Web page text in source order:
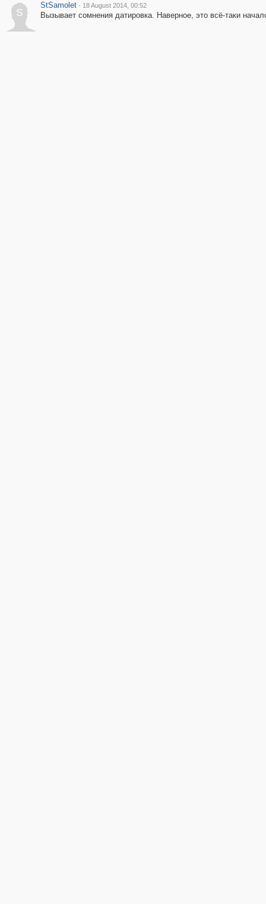
S
StSamolet · 18 August 2014, 00:52
Вызывает сомнения датировка. Наверное, это всё-таки